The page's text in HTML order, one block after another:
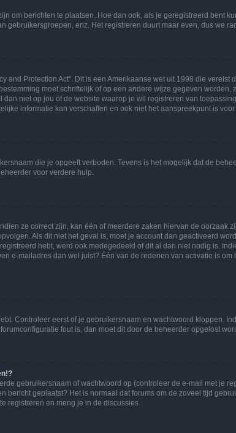
om berichten te plaatsen. Hoe dan ook, als je geregistreerd bent
gebruikersgroepen, enz. Het registreren duurt maar even, dus we
and Protection Act". Dit is een Amerikaanse wet uit 1998 die
moet schriftelijk of op een andere wijze gegeven
niet op jou of de website waarop je wil registreren van
informatie kan verschaffen en ook niet het aanspreekpunt is
die je opgeeft verboden. Tevens is het mogelijk dat de
voor verdere hulp.
ze correct zijn, kan één of meerdere zaken hiervan de oorzaak
Als dit niet het geval is, moet je account dan geactiveerd
hebt, werd ook medegedeeld of dit al dan niet nodig is.
e-mailadres dan wel juist? Één van de redenen van activatie is
Controleer eerst of je gebruikersnaam en wachtwoord kloppen.
fout is, dan moet dit door de beheerder opgelost
gebruikersnaam of wachtwoord op (controleer de e-mail met je
bericht geplaatst? Het is normaal dat forums om de zoveel tijd
registreren en meng je in de discussies.